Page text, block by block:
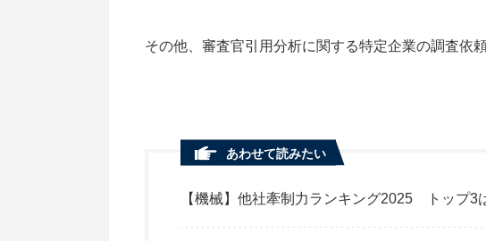
その他、審査官引用分析に関する特定企業の調査依
あわせて読みたい
【機械】他社牽制力ランキング2025 トップ3